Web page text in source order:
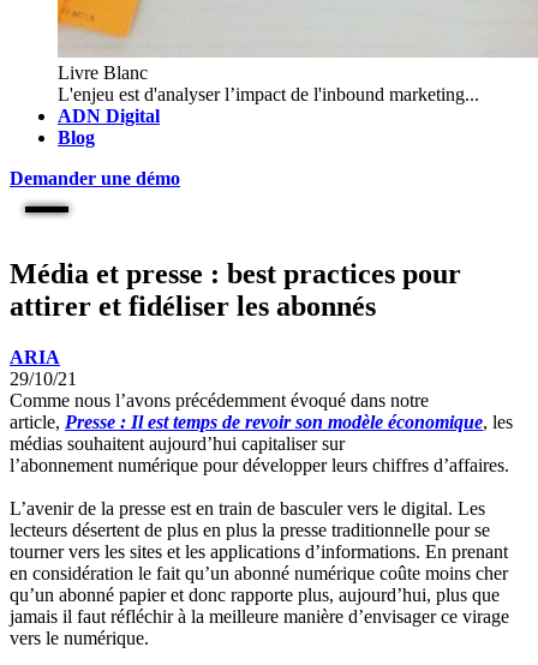
Livre Blanc
L'enjeu est d'analyser l’impact de l'inbound marketing...
ADN Digital
Blog
Demander une démo
Média et presse : best practices pour
attirer et fidéliser les abonnés
ARIA
29/10/21
Comme nous l’avons précédemment évoqué dans notre
article, Presse : Il est temps de revoir son modèle économique, les
médias souhaitent aujourd’hui capitaliser sur
l’abonnement numérique pour développer leurs chiffres d’affaires.
L’avenir de la presse est en train de basculer vers le digital. Les
lecteurs désertent de plus en plus la presse traditionnelle pour se
tourner vers les sites et les applications d’informations. En prenant
en considération le fait qu’un abonné numérique coûte moins cher
qu’un abonné papier et donc rapporte plus, aujourd’hui, plus que
jamais il faut réfléchir à la meilleure manière d’envisager ce virage
vers le numérique.